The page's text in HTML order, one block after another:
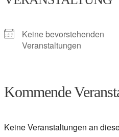
Keine bevorstehenden
Veranstaltungen
Kommende
Keine Veranstaltungen an